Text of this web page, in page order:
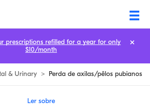
& Urinary > Perda de axilas/pêlos pubianos
Ler sobre
prescriptions refilled for a year for only
$10/month